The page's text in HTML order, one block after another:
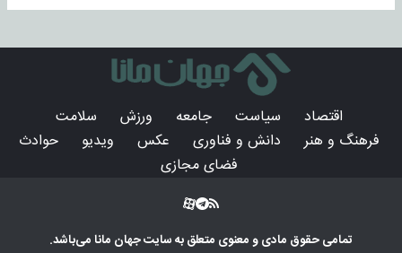
اقتصاد سیاست جامعه ورزش
سلامت
فرهنگ و هنر
دانش و فناوری عکس ویدیو
حوادث
فضای مجازی
تمامی حقوق مادی و معنوی متعلق به سایتجهان مانامی‌باشد.